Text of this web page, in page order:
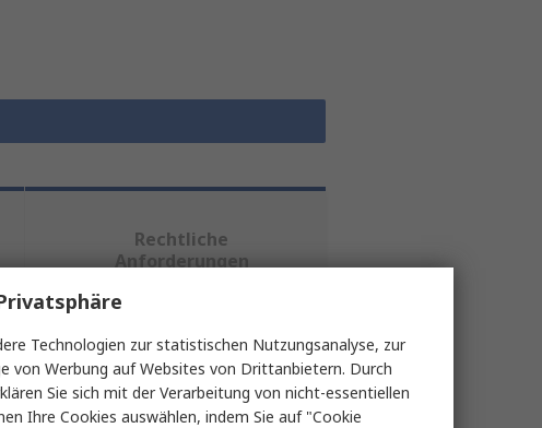
Rechtliche
Anforderungen
auswählen.
Wert
Technologien zur statistischen Nutzungsanalyse, zur
von Werbung auf Websites von Drittanbietern. Durch
Sie sich mit der Verarbeitung von nicht-essentiellen
Ihre Cookies auswählen, indem Sie auf "Cookie